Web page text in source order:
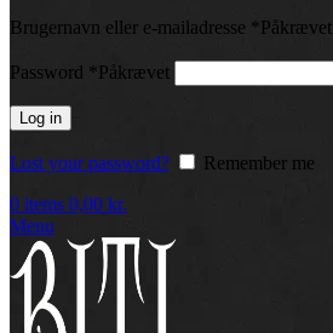
Brugernavn eller e-mailadresse * Påkrævet
Password * Påkrævet
Log in
Lost your password?
Remember me
0 items 0,00 kr.
Menu